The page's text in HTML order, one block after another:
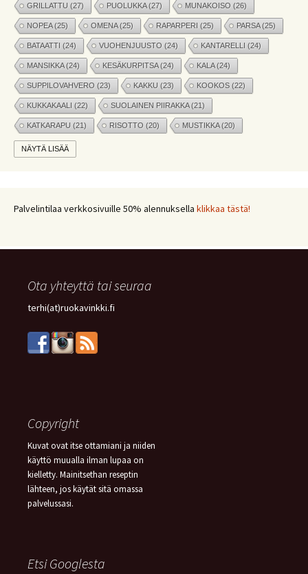
GRILLATTU (27) PUOLUKKA(27) MUNAKOISO (26)
NOPEA(25) OMENA(25) RAPARPERI (25) PARSA(25)
BATAATTI (24) VUOHENJUUSTO (24) KANTARELLI (24)
MANSIKKA(24) KESÄKURPITSA(24) KALA(24)
SUPPILOVAHVERO (23) KAKKU (23) KOOKOS (22)
KUKKAKAALI (22) SUOLAINEN PIIRAKKA(21)
KATKARAPU (21) RISOTTO (20) MUSTIKKA(20)
MARJAT(19)
JÄLKIRUOKA (17) PAPRIKA (17) COUSCOUS (17)
NÄYTÄ LISÄÄ
Palvelintilaa verkkosivuille 50% alennuksella klikkaa tästä!
Ota yhteyttä tai seuraa
terhi(at)ruokavinkki.fi
Copyright
Kuvat ovat itse ottamiani ja niiden
käyttö muualla ilman lupaa on
kielletty. Mainitsethan reseptin
lähteen, jos käytät sitä omassa
palvelussasi.
Etsi Googlesta